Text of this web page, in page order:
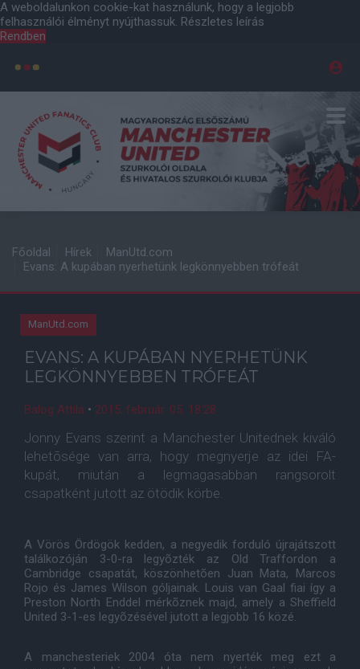
A weboldalunkon cookie-kat használunk, hogy a legjobb
felhasználói élményt nyújthassuk. Részletes leírás
Rendben
Főoldal Hírek
ManUtd.com
Evans: A kupában nyerhetünk legkönnyebben trófeát
ManUtd.com
EVANS: A KUPÁBAN NYERHETÜNK
LEGKÖNNYEBBEN TRÓFEÁT
Balog Attila • 2015. február. 05. 18:28
Jonny Evans szerint a Manchester Unitednek kiváló
lehetõsége van arra, hogy megnyerje az idei FA-
kupát, miután a legmagasabban rangsorolt
csapatként jutott az ötödik körbe.
A Vörös Ördögök kedden, a negyedik forduló újrajátszott
találkozóján 3-0-ra legyõzték az Old Traffordon a
Cambridge csapatát, köszönhetõen Juan Mata, Marcos
Rojo és James Wilson góljainak. Louis van Gaal fiai így a
Preston North Enddel mérkõznek majd, amely a Sheffield
United 3-1-es legyõzésével jutott a legjobb 16 közé.
A manchesteriek 2004 óta nem nyerték meg ezt a